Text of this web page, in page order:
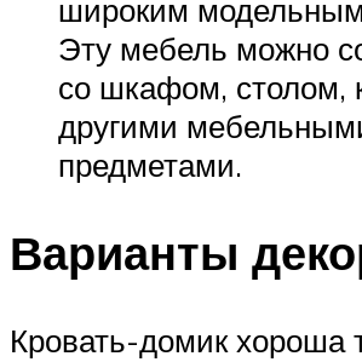
широким
Эту мебель можно
со шкафом, столом,
другими
предметами.
Варианты
Кровать-домик хороша